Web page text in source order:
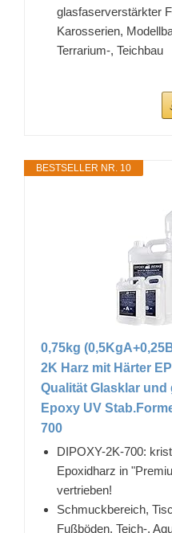
glasfaserverstärkter
Karosserien,
Terrarium-, Teichbau
BESTSELLER NR. 10
0,75kg
2K Harz mit Härter
Qualität Glasklar
Epoxy UV
700
DIPOXY-2K-700:
Epoxidharz in
vertrieben!
Schmuckbereich,
Fußböden, Teich-,